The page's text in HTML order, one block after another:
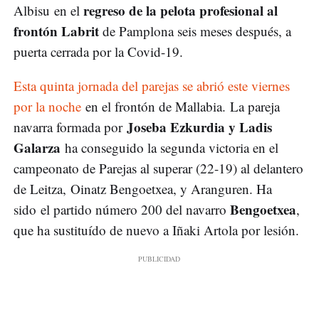
Albisu en el regreso de la pelota profesional al
frontón Labrit de Pamplona seis meses después, a
puerta cerrada por la Covid-19.
Esta quinta jornada del parejas se abrió este viernes
por la noche en el frontón de Mallabia. La pareja
navarra formada por Joseba Ezkurdia y Ladis
Galarza ha conseguido la segunda victoria en el
campeonato de Parejas al superar (22-19) al delantero
de Leitza, Oinatz Bengoetxea, y Aranguren. Ha
sido el partido número 200 del navarro Bengoetxea,
que ha sustituído de nuevo a Iñaki Artola por lesión.